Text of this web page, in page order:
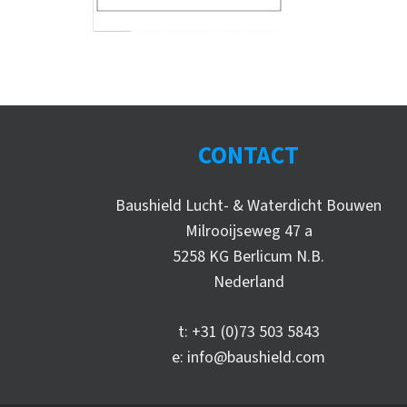
CONTACT
Baushield Lucht- & Waterdicht Bouwen
Milrooijseweg 47 a
5258 KG Berlicum N.B.
Nederland
t: +31 (0)73 503 5843
e: info@baushield.com